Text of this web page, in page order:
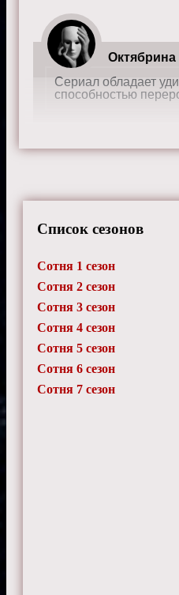
Октябрина
Сериал обладает
способностью
Кларк и её выборы...
Илья
В Сотне идеально
драма и
одном дыхании.
Список сезонов
Сотня 1 сезон
Сотня 2 сезон
Сотня 3 сезон
Сотня 4 сезон
Сотня 5 сезон
Сотня 6 сезон
Сотня 7 сезон